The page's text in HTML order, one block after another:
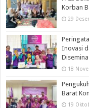
Korban
29
Inovasi
18
Barat
19